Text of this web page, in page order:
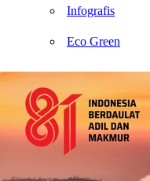
Infografis
Eco Green